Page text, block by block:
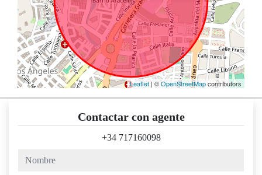
Leaflet | ©OpenStreetMapcontributors
Contactar con agente
+34 717160098
nombre